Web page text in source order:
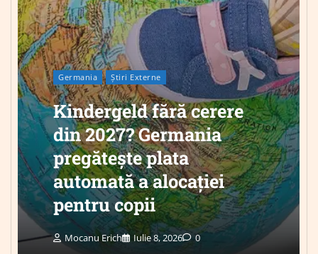
Germania Știri Externe
Kindergeld fără cerere
din 2027? Germania
pregătește plata
automată a alocației
pentru copii
Mocanu Erich Iulie 8, 2026 0